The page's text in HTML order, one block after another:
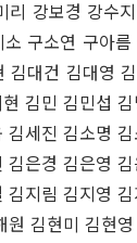
강보경 강수
구소연 구아
대건 김대영
김민 김민섭
세진 김소명
은경 김은영
지림 김지영
김현미 김현